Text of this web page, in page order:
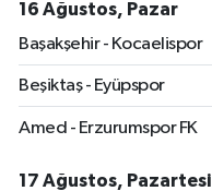
16 Ağustos, Pazar
Başakşehir - Kocaelispor
Beşiktaş - Eyüpspor
Amed - Erzurumspor FK
17 Ağustos, Pazartesi